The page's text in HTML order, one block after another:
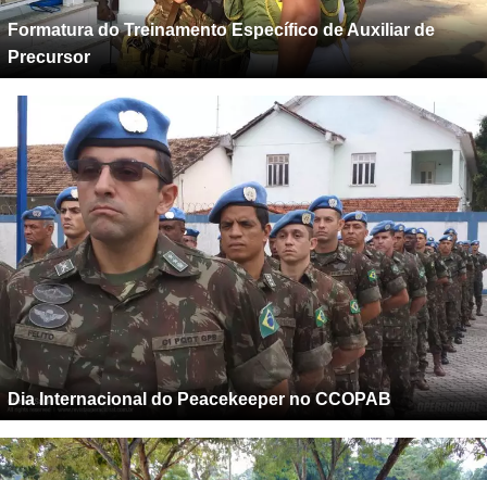
Formatura do Treinamento Específico de Auxiliar de
Precursor
Dia Internacional do Peacekeeper no CCOPAB